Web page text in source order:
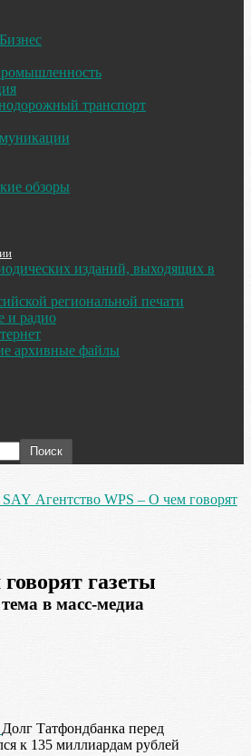
транспорт
обзоры
изданий, выходящих в
региональной печати
и радио
архивные файлы
Агентство WPS – О чем говорят
газеты
в масс-медиа
Долг Татфондбанка перед
к 135 миллиардам рублей